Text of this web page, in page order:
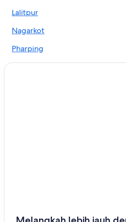
Lalitpur
Nagarkot
Pharping
Dumān